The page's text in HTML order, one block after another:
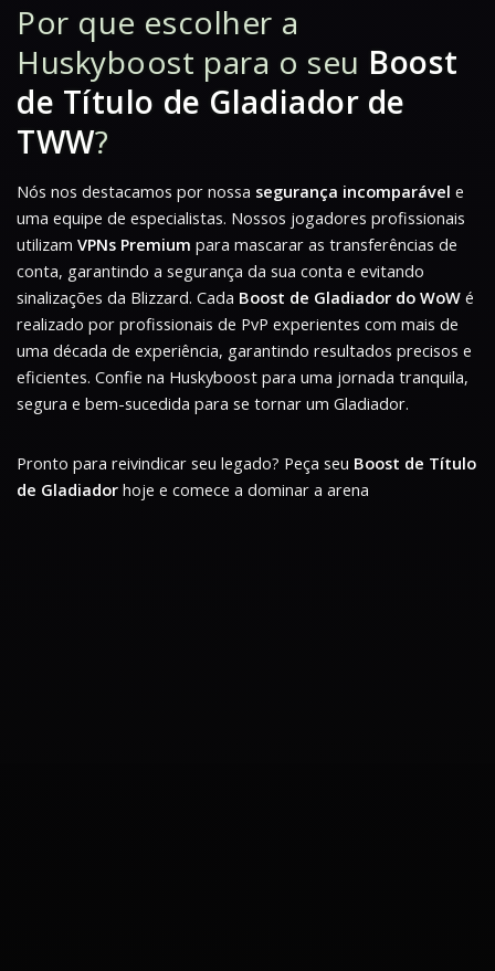
Por que escolher a
Huskyboost para o seu Boost
de Título de Gladiador de
TWW?
Nós nos destacamos por nossa segurança incomparável e
uma equipe de especialistas. Nossos jogadores profissionais
utilizam VPNs Premium para mascarar as transferências de
conta, garantindo a segurança da sua conta e evitando
sinalizações da Blizzard. Cada Boost de Gladiador do WoW é
realizado por profissionais de PvP experientes com mais de
uma década de experiência, garantindo resultados precisos e
eficientes. Confie na Huskyboost para uma jornada tranquila,
segura e bem-sucedida para se tornar um Gladiador.
Pronto para reivindicar seu legado? Peça seu Boost de Título
de Gladiador hoje e comece a dominar a arena